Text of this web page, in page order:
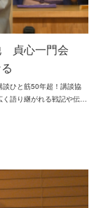
貞心一門会
ひと筋50年超！講談協
く語り継がれる戦記や伝…